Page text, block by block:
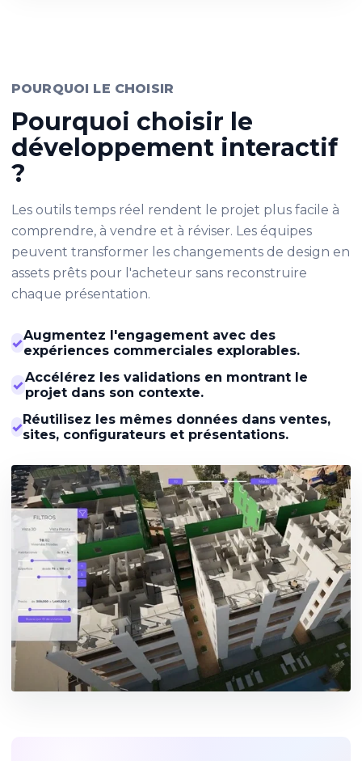
POURQUOI LE CHOISIR
Pourquoi choisir le
développement interactif
?
Les outils temps réel rendent le projet plus facile à
comprendre, à vendre et à réviser. Les équipes
peuvent transformer les changements de design en
assets prêts pour l'acheteur sans reconstruire
chaque présentation.
✓
Augmentez l'engagement avec des
expériences commerciales explorables.
✓
Accélérez les validations en montrant le
projet dans son contexte.
✓
Réutilisez les mêmes données dans ventes,
sites, configurateurs et présentations.